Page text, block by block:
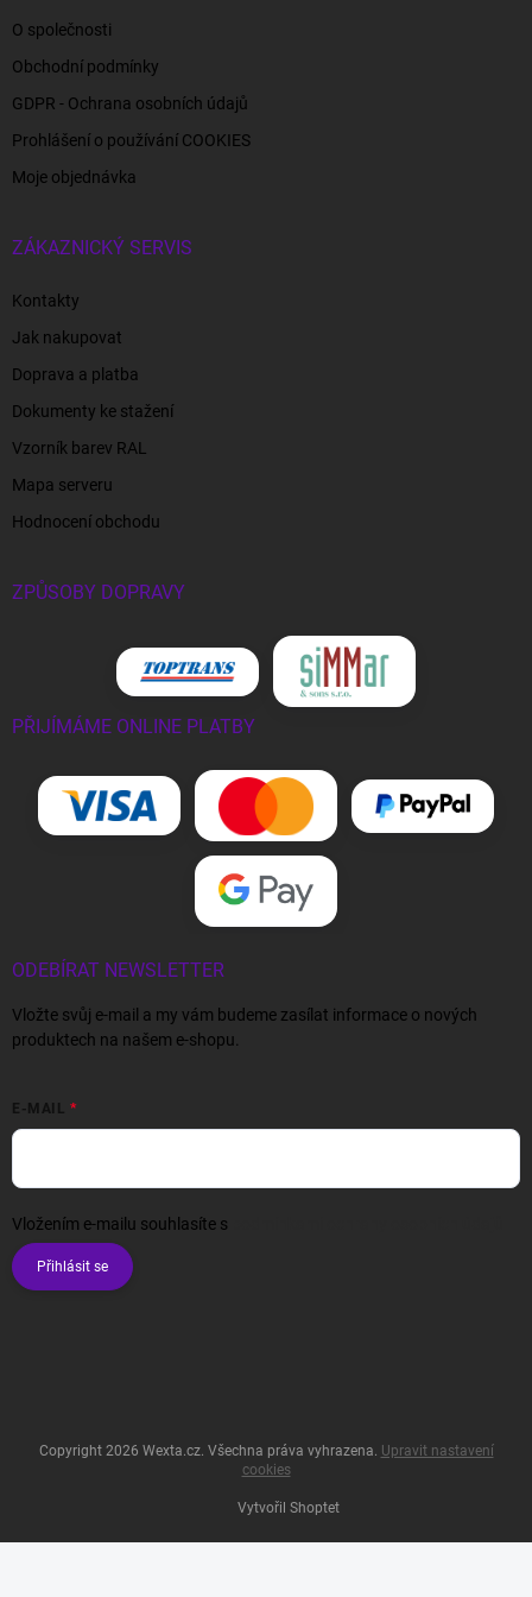
O společnosti
Obchodní podmínky
GDPR - Ochrana osobních údajů
Prohlášení o používání COOKIES
Moje objednávka
ZÁKAZNICKÝ SERVIS
Kontakty
Jak nakupovat
Doprava a platba
Dokumenty ke stažení
Vzorník barev RAL
Mapa serveru
Hodnocení obchodu
ZPŮSOBY DOPRAVY
PŘIJÍMÁME ONLINE PLATBY
ODEBÍRAT NEWSLETTER
Vložte svůj e-mail a my vám budeme zasílat informace o nových
produktech na našem e-shopu.
E-MAIL
Vložením e-mailu souhlasíte s
Přihlásit se
Vytvořil Shoptet
Copyright 2026 Wexta.cz. Všechna práva vyhrazena. Upravit nastavení
cookies